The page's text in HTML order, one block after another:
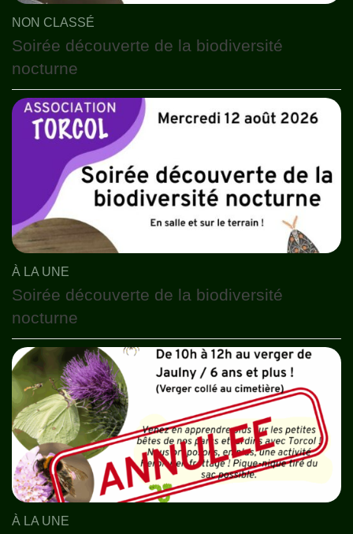
NON CLASSÉ
Soirée découverte de la biodiversité
nocturne
À LA UNE
Soirée découverte de la biodiversité
nocturne
À LA UNE